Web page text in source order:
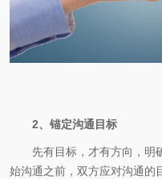
2、锚定沟通目标
先有目标，才有方向，明
始沟通之前，双方应对沟通的